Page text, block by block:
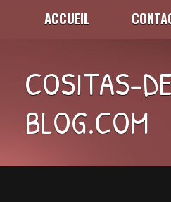
ACCUEIL
COSITAS-
BLOG.COM